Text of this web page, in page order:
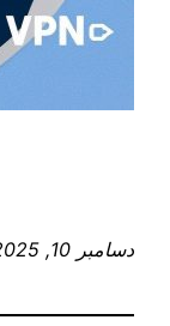
دسامبر 10, 2025